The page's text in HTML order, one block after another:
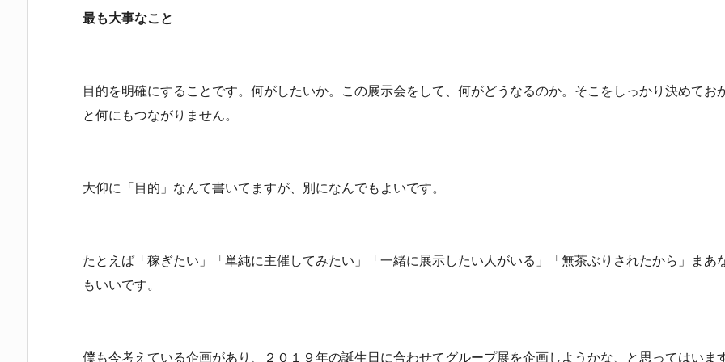
最も大事なこと
目的を明確にすることです。何がしたいか。この展示会をして、何がどうなるのか。そこをしっかり決めてお
と何にもつながりません。
大仰に「目的」なんて書いてますが、別になんでもよいです。
たとえば「稼ぎたい」「単純に主催してみたい」「一緒に展示したい人がいる」「無茶ぶりされたから」まあ
もいいです。
僕も今考えている企画があり、２０１９年の誕生日に合わせてグループ展を企画しようかな、と思ってはいます